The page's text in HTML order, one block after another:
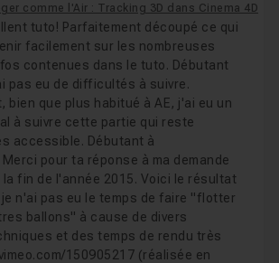
comme l'Air : Tracking 3D dans Cinema 4D
tuto! Parfaitement découpé ce qui
facilement sur les nombreuses
contenues dans le tuto. Débutant
pas eu de difficultés à suivre.
bien que plus habitué à AE, j'ai eu un
à suivre cette partie qui reste
accessible. Débutant à
Merci pour ta réponse à ma demande
la fin de l'année 2015. Voici le résultat
n'ai pas eu le temps de faire "flotter
ballons" à cause de divers
et des temps de rendu très
150905217 (réalisée en